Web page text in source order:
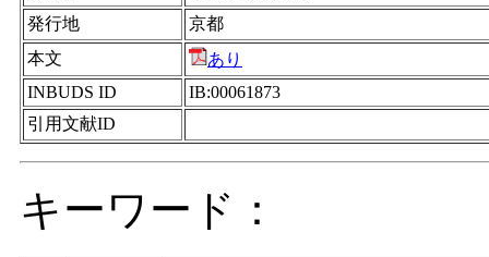
発行地
京都
本文
あり
INBUDS ID
IB:00061873
引用文献ID
キーワード：